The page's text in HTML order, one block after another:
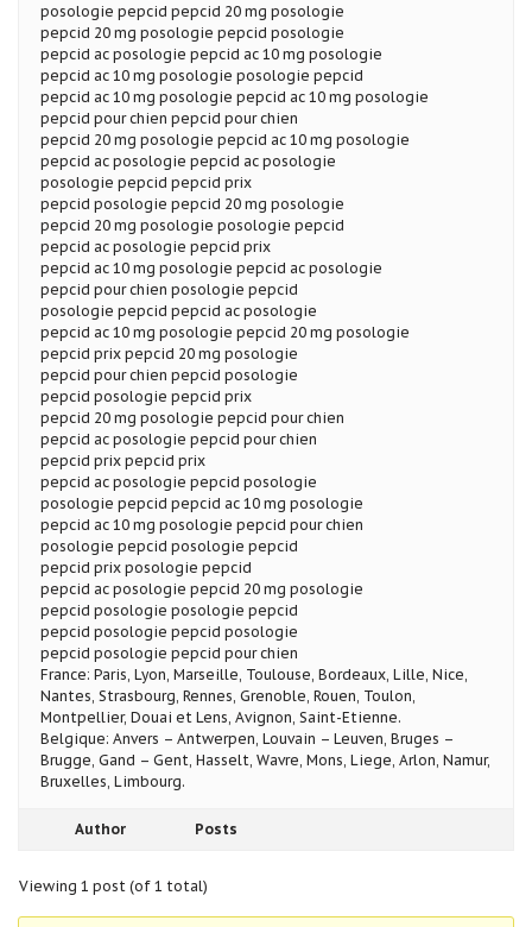
posologie pepcid pepcid 20 mg posologie
pepcid 20 mg posologie pepcid posologie
pepcid ac posologie pepcid ac 10 mg posologie
pepcid ac 10 mg posologie posologie pepcid
pepcid ac 10 mg posologie pepcid ac 10 mg posologie
pepcid pour chien pepcid pour chien
pepcid 20 mg posologie pepcid ac 10 mg posologie
pepcid ac posologie pepcid ac posologie
posologie pepcid pepcid prix
pepcid posologie pepcid 20 mg posologie
pepcid 20 mg posologie posologie pepcid
pepcid ac posologie pepcid prix
pepcid ac 10 mg posologie pepcid ac posologie
pepcid pour chien posologie pepcid
posologie pepcid pepcid ac posologie
pepcid ac 10 mg posologie pepcid 20 mg posologie
pepcid prix pepcid 20 mg posologie
pepcid pour chien pepcid posologie
pepcid posologie pepcid prix
pepcid 20 mg posologie pepcid pour chien
pepcid ac posologie pepcid pour chien
pepcid prix pepcid prix
pepcid ac posologie pepcid posologie
posologie pepcid pepcid ac 10 mg posologie
pepcid ac 10 mg posologie pepcid pour chien
posologie pepcid posologie pepcid
pepcid prix posologie pepcid
pepcid ac posologie pepcid 20 mg posologie
pepcid posologie posologie pepcid
pepcid posologie pepcid posologie
pepcid posologie pepcid pour chien
France: Paris, Lyon, Marseille, Toulouse, Bordeaux, Lille, Nice,
Nantes, Strasbourg, Rennes, Grenoble, Rouen, Toulon,
Montpellier, Douai et Lens, Avignon, Saint-Etienne.
Belgique: Anvers – Antwerpen, Louvain – Leuven, Bruges –
Brugge, Gand – Gent, Hasselt, Wavre, Mons, Liege, Arlon, Namur,
Bruxelles, Limbourg.
Author Posts
Viewing 1 post (of 1 total)